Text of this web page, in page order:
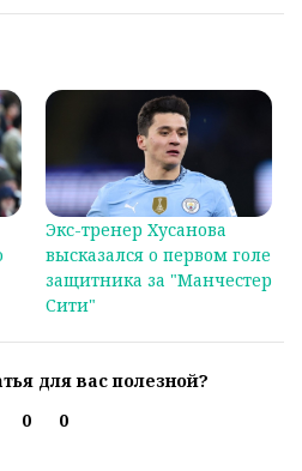
Экс-тренер Хусанова
высказался о первом голе
защитника за "Манчестер
Сити"
для вас полезной?
0
0